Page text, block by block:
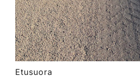
Etusuora